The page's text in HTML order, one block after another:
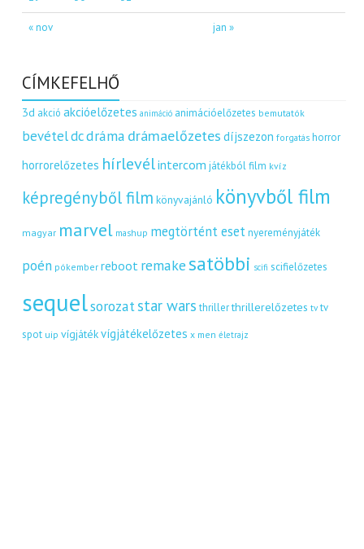
« nov jan »
CÍMKEFELHŐ
3d akció akcióelőzetes animáció animációelőzetes bemutatók
bevételdcdráma drámaelőzetes díjszezon forgatás horror
horrorelőzetes hírlevélintercom játékból film kvíz
képregényből film könyvajánló könyvből film
magyar marvel mashup megtörtént eset nyereményjáték
poén pókember reboot remakesatöbbi scifi scifielőzetes
sequelsorozatstar wars thriller thrillerelőzetes tv tv
spot uip vígjátékvígjátékelőzetes x men életrajz